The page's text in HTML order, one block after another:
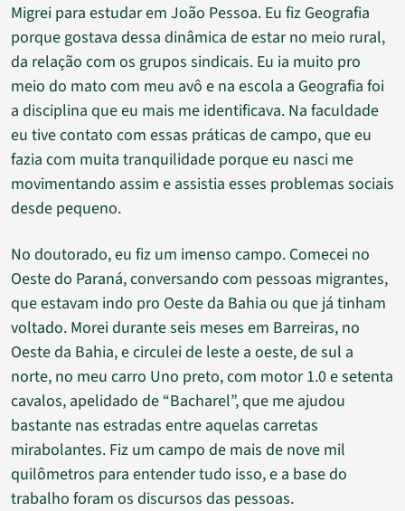
Migrei para estudar em João Pessoa. Eu fiz Geografia
porque gostava dessa dinâmica de estar no meio rural,
da relação com os grupos sindicais. Eu ia muito pro
meio do mato com meu avô e na escola a Geografia foi
a disciplina que eu mais me identificava. Na faculdade
eu tive contato com essas práticas de campo, que eu
fazia com muita tranquilidade porque eu nasci me
movimentando assim e assistia esses problemas sociais
desde pequeno.
No doutorado, eu fiz um imenso campo. Comecei no
Oeste do Paraná, conversando com pessoas migrantes,
que estavam indo pro Oeste da Bahia ou que já tinham
voltado. Morei durante seis meses em Barreiras, no
Oeste da Bahia, e circulei de leste a oeste, de sul a
norte, no meu carro Uno preto, com motor 1.0 e setenta
cavalos, apelidado de “Bacharel”, que me ajudou
bastante nas estradas entre aquelas carretas
mirabolantes. Fiz um campo de mais de nove mil
quilômetros para entender tudo isso, e a base do
trabalho foram os discursos das pessoas.